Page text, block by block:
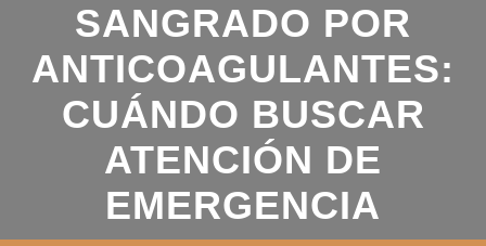
SANGRADO POR
ANTICOAGULANTES:
CUÁNDO BUSCAR
ATENCIÓN DE
EMERGENCIA